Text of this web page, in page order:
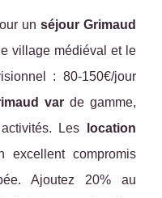
un séjour Grimaud
village médiéval et le
: 80-150€/jour
var de gamme,
Les
location
excellent compromis
Ajoutez 20% au